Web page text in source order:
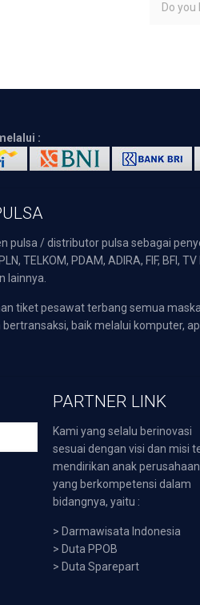
Do you
:
pulsa / distributor pulsa sebagai
TELKOM, PDAM, ADIRA, FIF,
lainnya.
tiket pesawat terbang semua
baik melalui komputer,
PARTNER LINK
Kami yang selalu berinovasi
sesuai dengan visi dan misi
mendirikan anak perusahaan
yang berkompetensi dalam
bidangnya, yaitu :
> Darmawisata Indonesia
> Duta PPOB
> Duta Sparepart